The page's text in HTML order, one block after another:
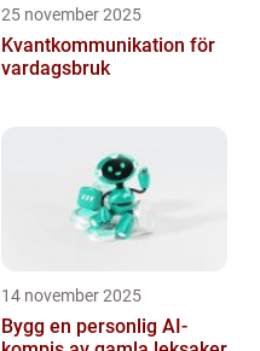
25 november 2025
Kvantkommunikation för
vardagsbruk
14 november 2025
Bygg en personlig AI-